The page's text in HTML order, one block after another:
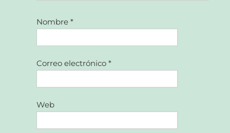
Nombre*
Correo electrónico*
Web